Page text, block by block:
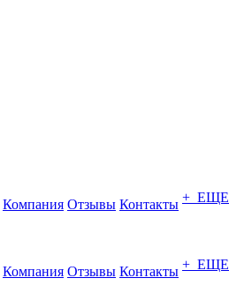
Компания Отзывы Контакты + ЕЩЕ
Компания Отзывы Контакты + ЕЩЕ